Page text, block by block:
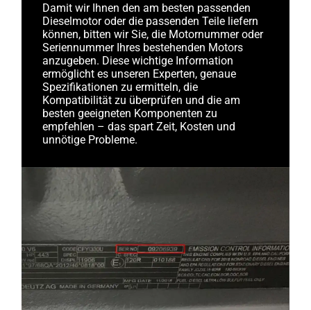
Damit wir Ihnen den am besten passenden
Dieselmotor oder die passenden Teile liefern
können, bitten wir Sie, die Motornummer oder
Seriennummer Ihres bestehenden Motors
anzugeben. Diese wichtige Information
ermöglicht es unseren Experten, genaue
Spezifikationen zu ermitteln, die
Kompatibilität zu überprüfen und die am
besten geeigneten Komponenten zu
empfehlen – das spart Zeit, Kosten und
unnötige Probleme.